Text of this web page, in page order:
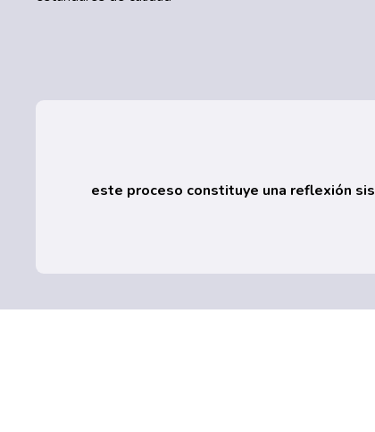
este proceso constituye una reflexión